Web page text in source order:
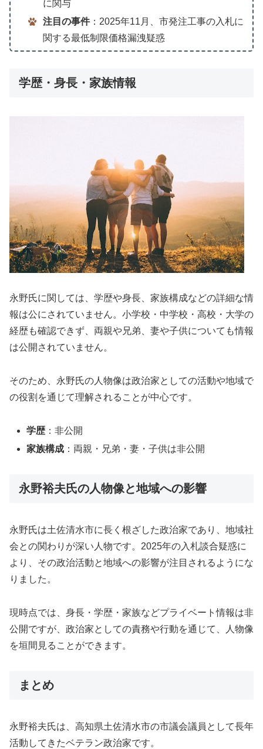
に関与
注目の事件：2025年11月、市発注工事の入札に
関する最低制限価格漏洩疑惑
学歴・身長・家族情報
永野氏に関しては、学歴や身長、家族構成などの詳細な情
報は公にされていません。小学校・中学校・高校・大学の
経歴も確認できず、両親や兄弟、妻や子供についても情報
は公開されていません。
そのため、永野氏の人物像は政治家としての活動や地域で
の役割を通じて理解されることが中心です。
学歴 ：非公開
家族構成 ：両親・兄弟・妻・子供は非公開
永野裕夫氏の人物像と地域への影響
永野氏は土佐清水市に長く根ざした政治家であり、地域社
会との関わりが深い人物です。2025年の入札談合疑惑に
より、その政治活動と地域への影響が注目されるようにな
りました。
現時点では、身長・学歴・家族などプライベート情報は非
公開ですが、政治家としての責務や行動を通じて、人物像
を垣間見ることができます。
まとめ
永野裕夫氏は、高知県土佐清水市の市議会議員として長年
活動してきたベテラン政治家です。